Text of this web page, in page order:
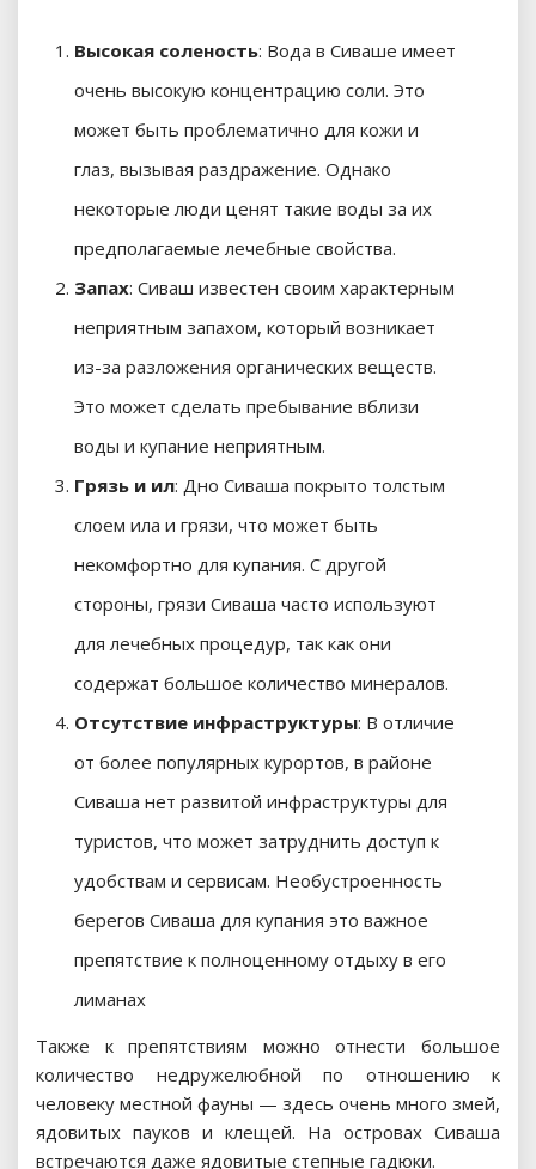
Высокая соленость: Вода в Сиваше имеет
очень высокую концентрацию соли. Это
может быть проблематично для кожи и
глаз, вызывая раздражение. Однако
некоторые люди ценят такие воды за их
предполагаемые лечебные свойства.
Запах: Сиваш известен своим характерным
неприятным запахом, который возникает
из-за разложения органических веществ.
Это может сделать пребывание вблизи
воды и купание неприятным.
Грязь и ил: Дно Сиваша покрыто толстым
слоем ила и грязи, что может быть
некомфортно для купания. С другой
стороны, грязи Сиваша часто используют
для лечебных процедур, так как они
содержат большое количество минералов.
Отсутствие инфраструктуры: В отличие
от более популярных курортов, в районе
Сиваша нет развитой инфраструктуры для
туристов, что может затруднить доступ к
удобствам и сервисам. Необустроенность
берегов Сиваша для купания это важное
препятствие к полноценному отдыху в его
лиманах
Также к препятствиям можно отнести большое
количество недружелюбной по отношению к
человеку местной фауны — здесь очень много змей,
ядовитых пауков и клещей. На островах Сиваша
встречаются даже ядовитые степные гадюки.